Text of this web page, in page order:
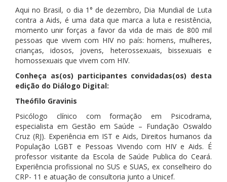
Aqui no Brasil, o dia 1° de dezembro, Dia Mundial de Luta
contra a Aids, é uma data que marca a luta e resistência,
momento unir forças a favor da vida de mais de 800 mil
pessoas que vivem com HIV no país: homens, mulheres,
crianças, idosos, jovens, heterossexuais, bissexuais e
homossexuais que vivem com HIV.
Conheça as(os) participantes convidadas(os) desta
edição do Diálogo Digital:
Theófilo Gravinis
Psicólogo clínico com formação em Psicodrama,
especialista em Gestão em Saúde – Fundação Oswaldo
Cruz (RJ). Experiência em IST e Aids, Direitos humanos da
População LGBT e Pessoas Vivendo com HIV e Aids. É
professor visitante da Escola de Saúde Publica do Ceará.
Experiência profissional no SUS e SUAS, ex conselheiro do
CRP- 11 e atuação de consultoria junto a Unicef.